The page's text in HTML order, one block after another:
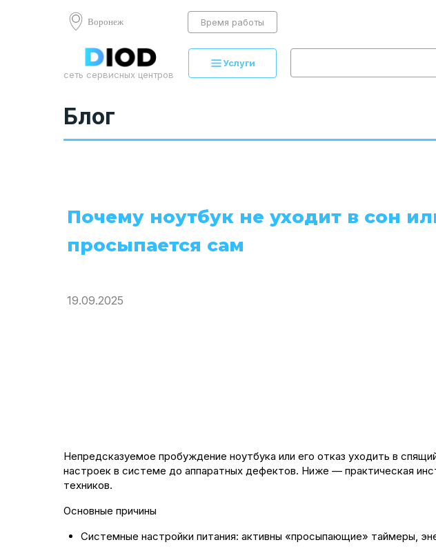
Воронеж Время работы
сеть сервисных центров
Услуги
Блог
Почему ноутбук не уходит в сон
просыпается сам
19.09.2025
Непредсказуемое пробуждение ноутбука или его отказ уходить в
настроек в системе до аппаратных дефектов. Ниже — практическая
техников.
Основные причины
Системные настройки питания: активны «просыпающие» таймеры,